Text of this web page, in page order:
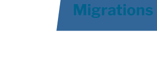
Migrations